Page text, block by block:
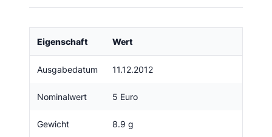
Eigenschaft Wert
Ausgabedatum 11.12.2012
Nominalwert 5 Euro
Gewicht 8.9 g